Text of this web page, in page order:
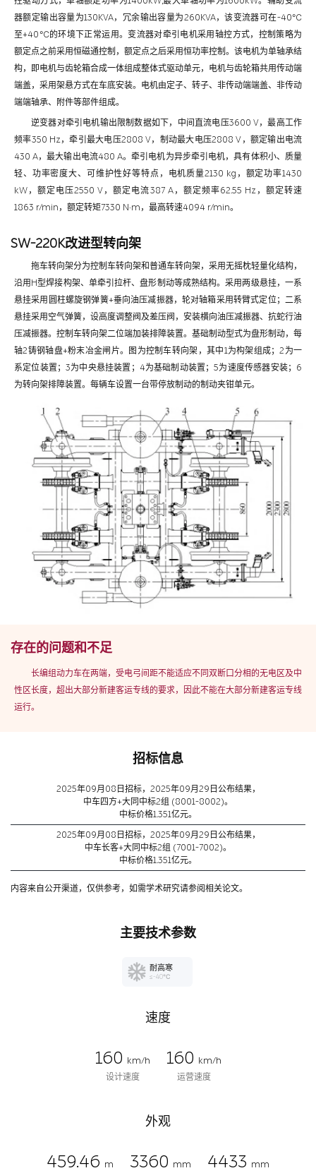
器额定输出容量为130KVA，冗余输出容量为260KVA，该变流器可在-40℃
至+40℃的环境下正常运用。变流器对牵引电机采用轴控方式，控制策略为
额定点之前采用恒磁通控制，额定点之后采用恒功率控制。该电机为单轴承结
构，即电机与齿轮箱合成一体组成整体式驱动单元，电机与齿轮箱共用传动端
端盖，采用架悬方式在车底安装。电机由定子、转子、非传动端端盖、非传动
端端轴承、附件等部件组成。
逆变器对牵引电机输出限制数据如下，中间直流电压3600 V，最高工作
频率350 Hz，牵引最大电压2808 V，制动最大电压2808 V，额定输出电流
430 A，最大输出电流480 A。牵引电机为异步牵引电机，具有体积小、质量
轻、功率密度大、可维护性好等特点，电机质量2130 kg，额定功率1430
kW，额定电压2550 V，额定电流387 A，额定频率62.55 Hz，额定转速
1863 r/min，额定转矩7330 N·m，最高转速4094 r/min。
SW-220K改进型转向架
拖车转向架分为控制车转向架和普通车转向架，采用无摇枕轻量化结构，
沿用H型焊接构架、单牵引拉杆、盘形制动等成熟结构。采用两级悬挂，一系
悬挂采用圆柱螺旋钢弹簧+垂向油压减振器，轮对轴箱采用转臂式定位；二系
悬挂采用空气弹簧，设高度调整阀及差压阀，安装横向油压减振器、抗蛇行油
压减振器。控制车转向架二位端加装排障装置。基础制动型式为盘形制动，每
轴2铸钢轴盘+粉末冶金闸片。图为控制车转向架，其中1为构架组成；2为一
系定位装置；3为中央悬挂装置；4为基础制动装置；5为速度传感器安装；6
为转向架排障装置。每辆车设置一台带停放制动的制动夹钳单元。
存在的问题和不足
长编组动力车在两端，受电弓间距不能适应不同双断口分相的无电区及中
性区长度，超出大部分新建客运专线的要求，因此不能在大部分新建客运专线
运行。
招标信息
2025年09月08日招标，2025年09月29日公布结果，
中车四方+大同中标2组 (8001-8002)。
中标价格1.351亿元。
2025年09月08日招标，2025年09月29日公布结果，
中车长客+大同中标2组 (7001-7002)。
中标价格1.351亿元。
内容来自公开渠道，仅供参考，如需学术研究请参阅相关论文。
主要技术参数
耐高寒
≤-40℃
速度
160
km/h
设计速度
160
km/h
运营速度
外观
459.46 m
3360 mm
4433 mm